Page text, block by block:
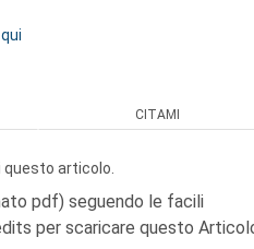
CITAMI
articolo.
pdf) seguendo le facili
per scaricare questo